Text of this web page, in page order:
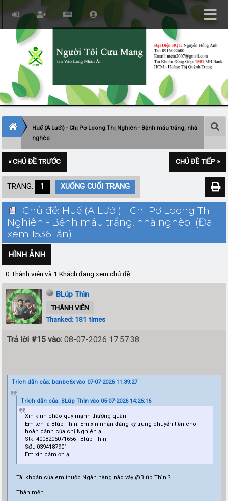
Huế (A Lưới) - Chị Pơ Loong Thị Nghiên - Bệnh máu trắng, nhà
nghèo
« CHỦ ĐỀ TRƯỚC CHỦ ĐỀ TIẾP »
TRANG: 1 XUỐNG CUỐI TRANG
Chủ đề: Huế (A Lưới) - Chị Pơ Loong Thị
Nghiên - Bệnh máu trắng, nhà nghèo (Đã
xem 1536 lần)
HÌNH ẢNH
0 Thành viên và 1 Khách đang xem chủ đề.
BLúp Thìn
THÀNH VIÊN
Thanked: 181 times
Trả lời #15 vào: 08-07-2026 17:57:38
Trích dẫn của: banbe6x vào 07-07-2026 11:39:27
Trích dẫn của: BLúp Thìn vào 05-07-2026 14:26:16
Xin kính chào quý mạnh thường quân!
Em tên là Blúp Thìn. Em xin nhận đăng ký trung chuyển tiền cho
hoàn cảnh của chị Nghiên ạ!
Stk: 4008205071656 - Blúp Thìn
Sđt: 0394187901
Em xin cảm ơn ạ!
Tài khoản của em thuộc Ngân hàng nào vậy @Blúp Thìn ?
Thân mến.